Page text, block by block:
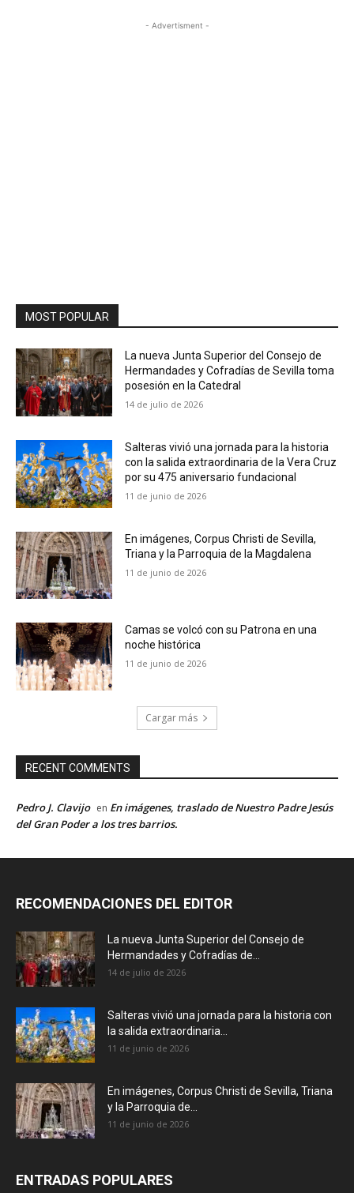
- Advertisment -
MOST POPULAR
La nueva Junta Superior del Consejo de
Hermandades y Cofradías de Sevilla toma
posesión en la Catedral
14 de julio de 2026
Salteras vivió una jornada para la historia
con la salida extraordinaria de la Vera Cruz
por su 475 aniversario fundacional
11 de junio de 2026
En imágenes, Corpus Christi de Sevilla,
Triana y la Parroquia de la Magdalena
11 de junio de 2026
Camas se volcó con su Patrona en una
noche histórica
11 de junio de 2026
Cargar más
RECENT COMMENTS
Pedro J. Clavijo en En imágenes, traslado de Nuestro Padre Jesús
del Gran Poder a los tres barrios.
RECOMENDACIONES DEL EDITOR
La nueva Junta Superior del Consejo de
Hermandades y Cofradías de...
14 de julio de 2026
Salteras vivió una jornada para la historia con
la salida extraordinaria...
11 de junio de 2026
En imágenes, Corpus Christi de Sevilla, Triana
y la Parroquia de...
11 de junio de 2026
ENTRADAS POPULARES